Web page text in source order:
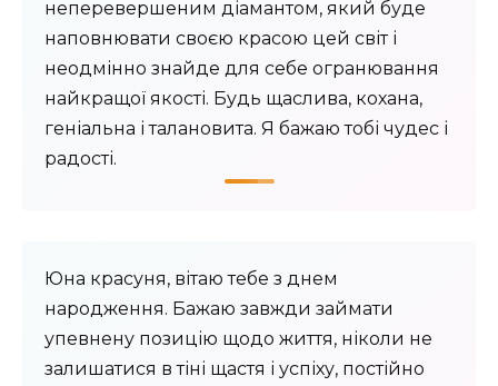
неперевершеним діамантом, який буде
наповнювати своєю красою цей світ і
неодмінно знайде для себе огранювання
найкращої якості. Будь щаслива, кохана,
геніальна і талановита. Я бажаю тобі чудес і
радості.
Юна красуня, вітаю тебе з днем ​​
народження. Бажаю завжди займати
упевнену позицію щодо життя, ніколи не
залишатися в тіні щастя і успіху, постійно